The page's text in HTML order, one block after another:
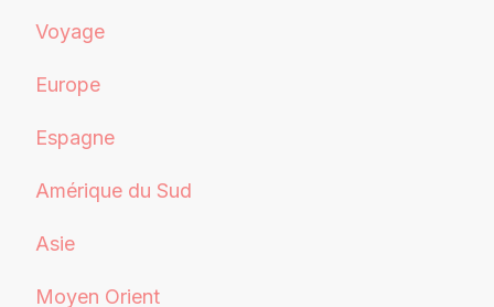
Voyage
Europe
Espagne
Amérique du Sud
Asie
Moyen Orient